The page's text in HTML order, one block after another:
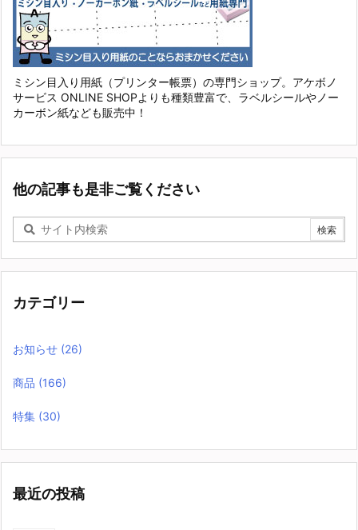
ミシン目入り用紙（プリンター帳票）の専門ショップ。アケボノ
サービス ONLINE SHOPよりも種類豊富で、ラベルシールやノー
カーボン紙なども販売中！
他の記事も是非ご覧ください
カテゴリー
お知らせ (26)
商品 (166)
特集 (30)
最近の投稿